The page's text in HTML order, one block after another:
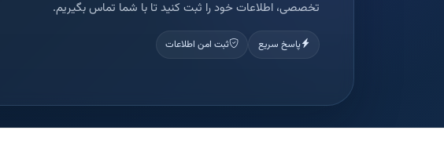
تخصصی، اطلاعات خود را ثبت کنید تا با شما تماس بگیریم.
پاسخ سریع ثبت امن اطلاعات